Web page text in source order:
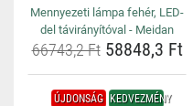
Mennyezeti lámpa fehér, LED-
del távirányítóval - Meidan
66743,2 Ft58848,3 Ft
ÚJDONSÁG KEDVEZMÉNY